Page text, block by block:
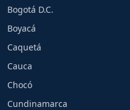
Bogotá D.C.
Boyacá
Caquetá
Cauca
Chocó
Cundinamarca